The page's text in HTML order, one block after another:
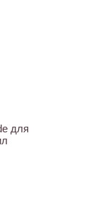
для